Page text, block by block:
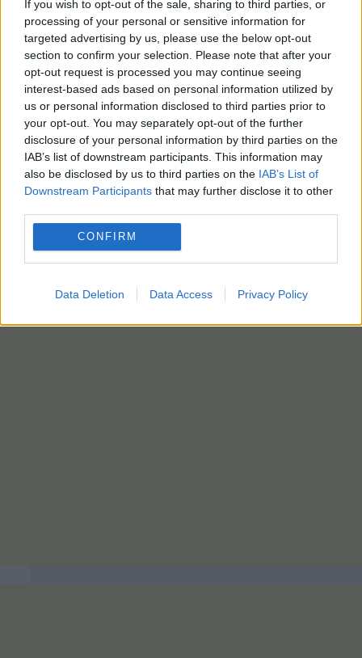
If you wish to opt-out of the sale, sharing to third parties, or
processing of your personal or sensitive information for
targeted advertising by us, please use the below opt-out
section to confirm your selection. Please note that after your
opt-out request is processed you may continue seeing
interest-based ads based on personal information utilized by
us or personal information disclosed to third parties prior to
your opt-out. You may separately opt-out of the further
disclosure of your personal information by third parties on the
IAB’s list of downstream participants. This information may
also be disclosed by us to third parties on the IAB’s List of
Downstream Participants that may further disclose it to other
CONFIRM
Data Deletion Data Access Privacy Policy